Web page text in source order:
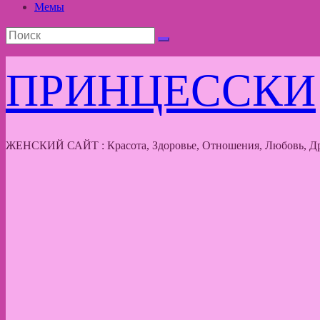
Мемы
ПРИНЦЕССКИ
ЖЕНСКИЙ САЙТ : Красота, Здоровье, Отношения, Любовь,